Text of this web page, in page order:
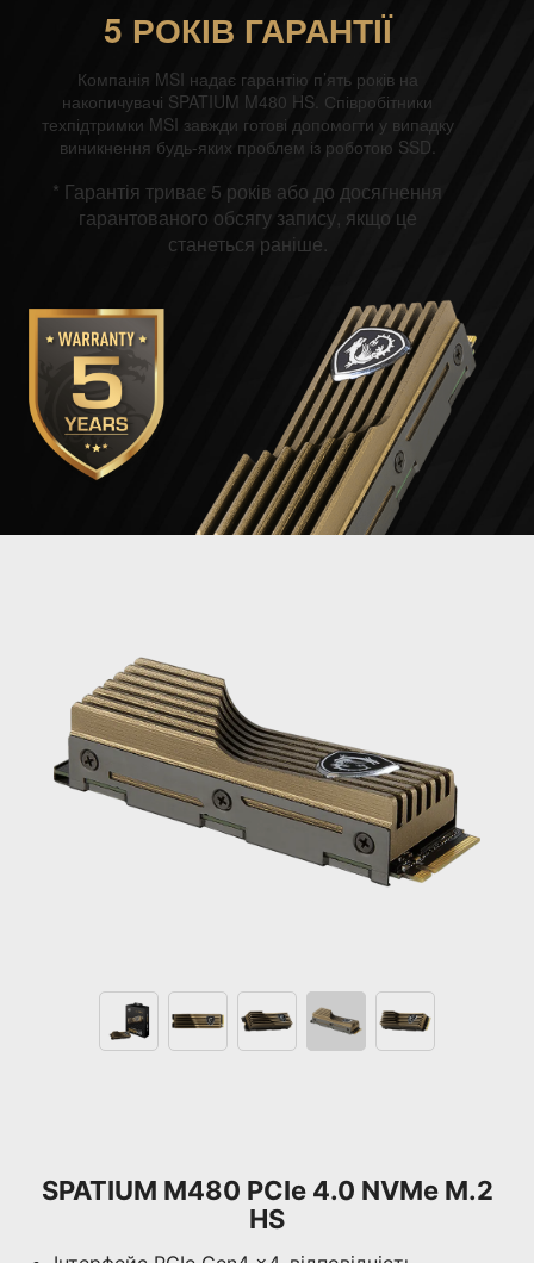
5 РОКІВ ГАРАНТІЇ
Компанія MSI надає гарантію п’ять років на
накопичувачі SPATIUM M480 HS. Співробітники
техпідтримки MSI завжди готові допомогти у випадку
виникнення будь-яких проблем із роботою SSD.
* Гарантія триває 5 років або до досягнення
гарантованого обсягу запису, якщо це
станеться раніше.
SPATIUM M480 PCIe 4.0 NVMe M.2
HS